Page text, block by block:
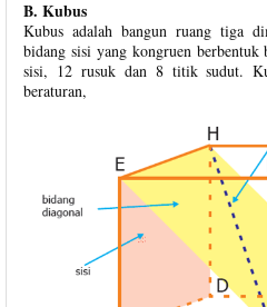
B. Kubus
Kubus adalah bangun ruang tiga
bidang sisi yang kongruen
sisi, 12 rusuk dan 8 titik sudut.
beraturan,